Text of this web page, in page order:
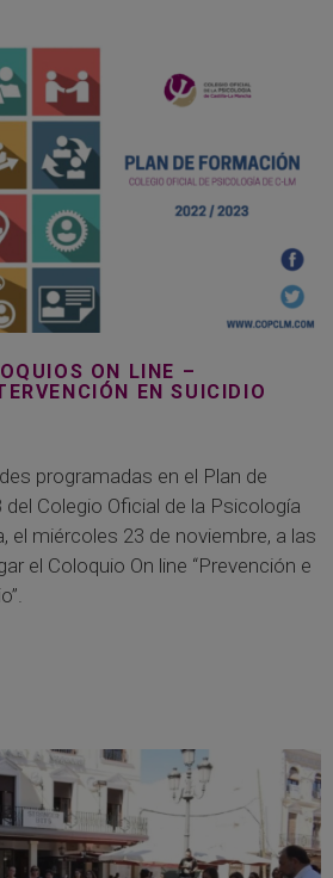
ON LINE –
EN SUICIDIO
programadas en el Plan de
Colegio Oficial de la Psicología
el miércoles 23 de noviembre, a las
el Coloquio On line “Prevención e